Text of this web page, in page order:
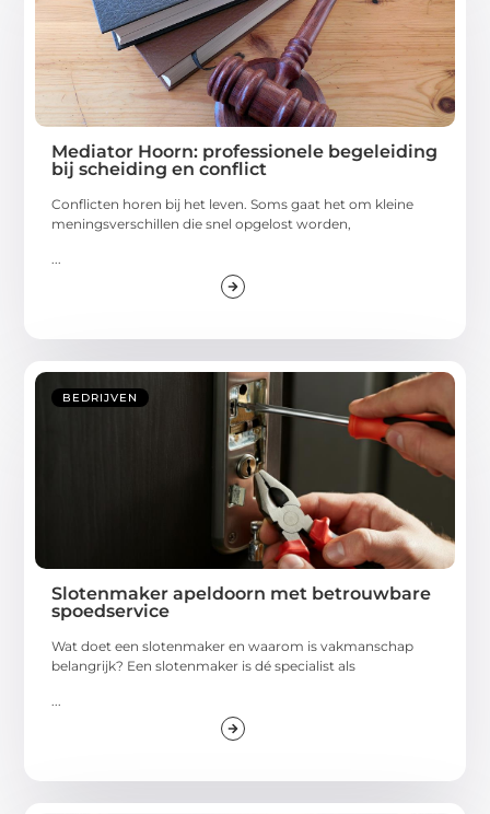
Mediator Hoorn: professionele begeleiding
bij scheiding en conflict
Conflicten horen bij het leven. Soms gaat het om kleine
meningsverschillen die snel opgelost worden,
BEDRIJVEN
Slotenmaker apeldoorn met betrouwbare
spoedservice
Wat doet een slotenmaker en waarom is vakmanschap
belangrijk? Een slotenmaker is dé specialist als
...